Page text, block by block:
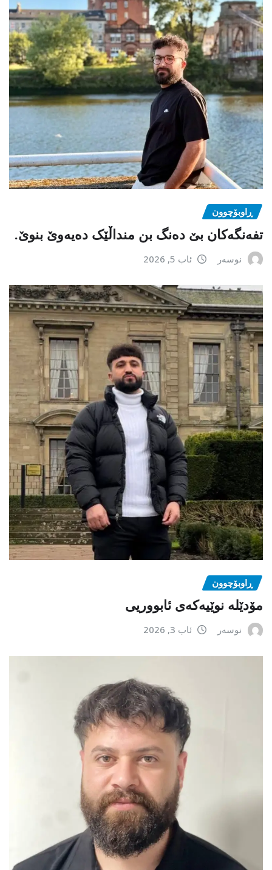
ڕاوبۆچوون
تفەنگەکان بێ دەنگ بن منداڵێک دەیەوێ بنوێ.
نوسەر ئاب 5, 2026
ڕاوبۆچوون
مۆدێلە نوێیەکەى ئابووریی
نوسەر ئاب 3, 2026